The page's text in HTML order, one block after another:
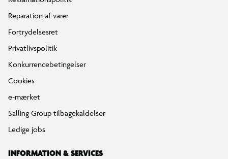
Reparation af varer
Fortrydelsesret
Privatlivspolitik
Konkurrencebetingelser
Cookies
e-mærket
Salling Group tilbagekaldelser
Ledige jobs
INFORMATION & SERVICES